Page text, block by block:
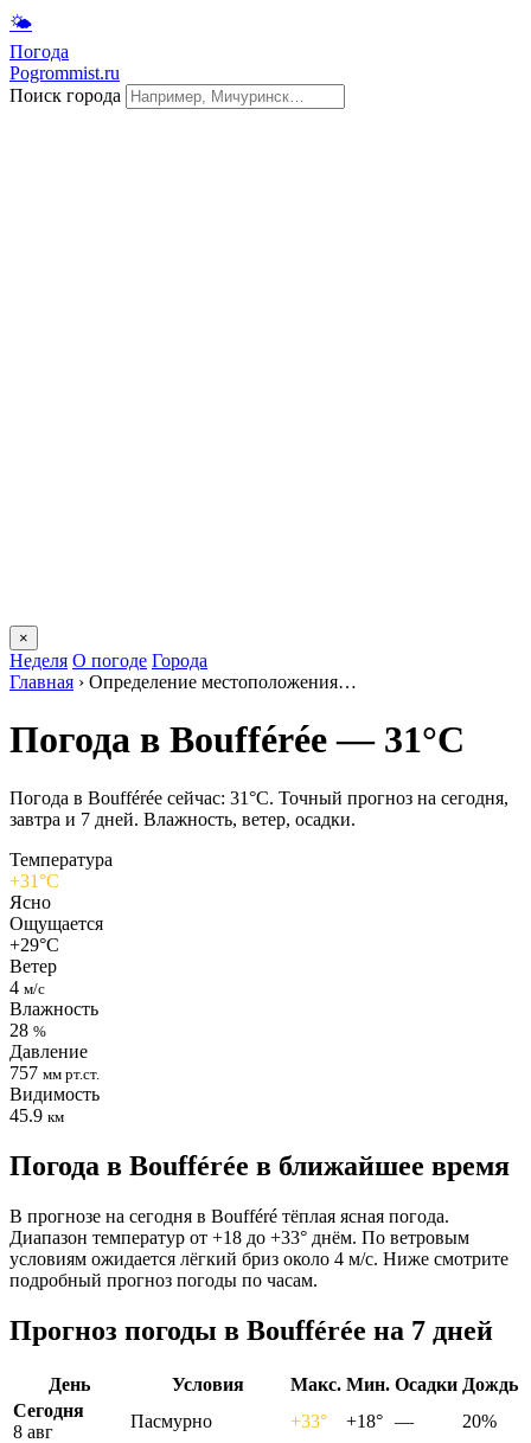
🌤
Погода
Pogrommist.ru
Поиск города
×
Неделя О погоде Города
Главная › Определение местоположения…
Погода в Boufféréе — 31°C
Погода в Boufféréе сейчас: 31°C. Точный прогноз на сегодня,
завтра и 7 дней. Влажность, ветер, осадки.
Температура
+31°C
Ясно
Ощущается
+29°C
Ветер
4 м/с
Влажность
28 %
Давление
757 мм рт.ст.
Видимость
45.9 км
Погода в Boufféréе в ближайшее время
В прогнозе на сегодня в Boufféré тёплая ясная погода.
Диапазон температур от +18 до +33° днём. По ветровым
условиям ожидается лёгкий бриз около 4 м/с. Ниже смотрите
подробный прогноз погоды по часам.
Прогноз погоды в Boufféréе на 7 дней
День Условия Макс. Мин. Осадки Дождь
Сегодня
8 авг
Пасмурно +33° +18° —
20%